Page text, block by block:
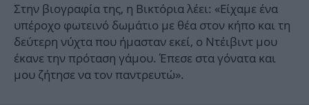
Στην βιογραφία της, η Βικτόρια λέει: «Είχαμε ένα
υπέροχο φωτεινό δωμάτιο με θέα στον κήπο και τη
δεύτερη νύχτα που ήμασταν εκεί, ο Ντέιβιντ μου
έκανε την πρόταση γάμου. Έπεσε στα γόνατα και
μου ζήτησε να τον παντρευτώ».